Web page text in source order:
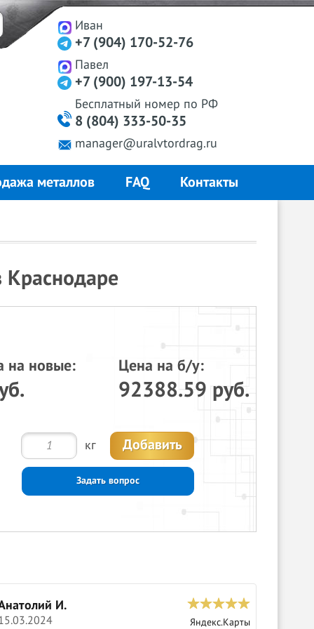
Иван
+7 (904) 170-52-76
Павел
+7 (900) 197-13-54
Бесплатный номер по РФ
8 (804) 333-50-35
manager@uralvtordrag.ru
металлов FAQ Контакты
Краснодаре
на новые: Цена на б/у:
92388.59 руб.
кг Добавить
Задать вопрос
И.
Яндекс.Карты